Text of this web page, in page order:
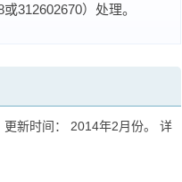
312602670）处理。
新时间： 2014年2月份。 详